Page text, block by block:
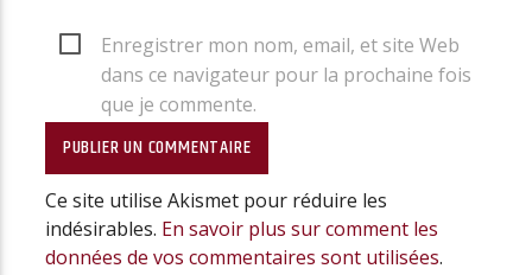
Enregistrer mon nom, email, et site Web
dans ce navigateur pour la prochaine fois
que je commente.
Ce site utilise Akismet pour réduire les
indésirables. En savoir plus sur comment les
données de vos commentaires sont utilisées.